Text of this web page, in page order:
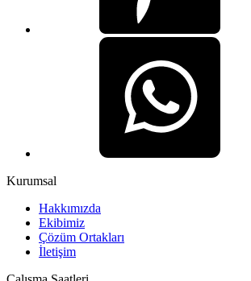
Kurumsal
Hakkımızda
Ekibimiz
Çözüm Ortakları
İletişim